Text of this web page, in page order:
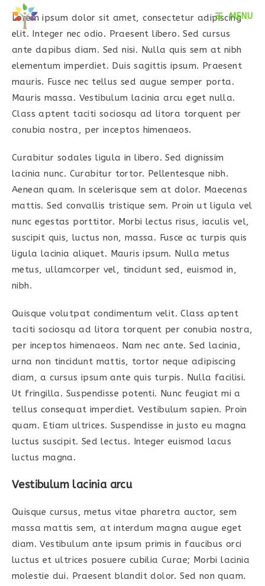
Skip
content
MENU
Lorem ipsum dolor sit amet, consectetur adipiscing
elit. Integer nec odio. Praesent libero. Sed cursus
ante dapibus diam. Sed nisi. Nulla quis sem at nibh
elementum imperdiet. Duis sagittis ipsum. Praesent
mauris. Fusce nec tellus sed augue semper porta.
Mauris massa. Vestibulum lacinia arcu eget nulla.
Class aptent taciti sociosqu ad litora torquent per
conubia nostra, per inceptos himenaeos.
Curabitur sodales ligula in libero. Sed dignissim
lacinia nunc. Curabitur tortor. Pellentesque nibh.
Aenean quam. In scelerisque sem at dolor. Maecenas
mattis. Sed convallis tristique sem. Proin ut ligula vel
nunc egestas porttitor. Morbi lectus risus, iaculis vel,
suscipit quis, luctus non, massa. Fusce ac turpis quis
ligula lacinia aliquet. Mauris ipsum. Nulla metus
metus, ullamcorper vel, tincidunt sed, euismod in,
nibh.
Quisque volutpat condimentum velit. Class aptent
taciti sociosqu ad litora torquent per conubia nostra,
per inceptos himenaeos. Nam nec ante. Sed lacinia,
urna non tincidunt mattis, tortor neque adipiscing
diam, a cursus ipsum ante quis turpis. Nulla facilisi.
Ut fringilla. Suspendisse potenti. Nunc feugiat mi a
tellus consequat imperdiet. Vestibulum sapien. Proin
quam. Etiam ultrices. Suspendisse in justo eu magna
luctus suscipit. Sed lectus. Integer euismod lacus
luctus magna.
Vestibulum lacinia arcu
Quisque cursus, metus vitae pharetra auctor, sem
massa mattis sem, at interdum magna augue eget
diam. Vestibulum ante ipsum primis in faucibus orci
luctus et ultrices posuere cubilia Curae; Morbi lacinia
molestie dui. Praesent blandit dolor. Sed non quam.